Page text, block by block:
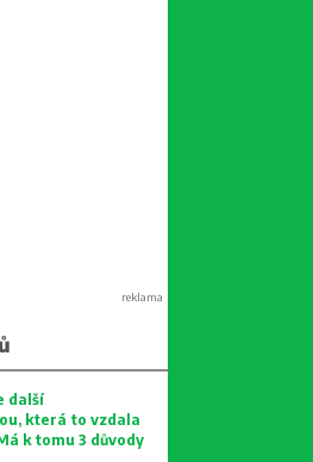
reklama
další
která to vzdala
k tomu 3 důvody